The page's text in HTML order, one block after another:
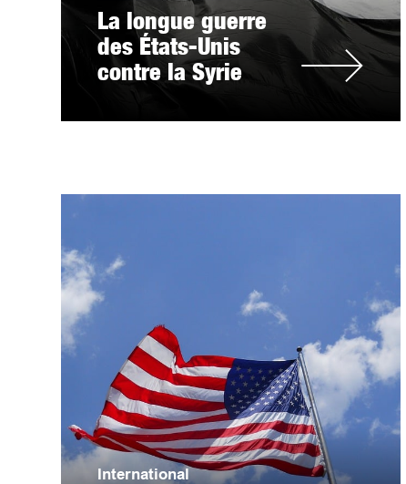
La longue guerre
des États-Unis
contre la Syrie
International